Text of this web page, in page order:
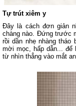
Tự trút xiêm y
Đây là cách đơn giản
chàng nào. Đứng trước
rồi dần nhẹ nhàng tháo
mời mọc, hấp dẫn... để
từ nhìn thẳng vào mắt